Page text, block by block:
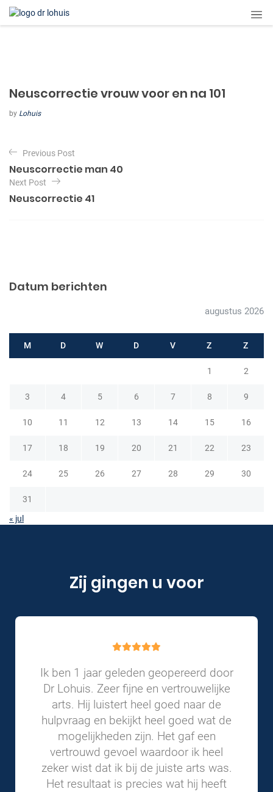
Neuscorrectie vrouw voor en na 101
by Lohuis
B
e
r
i
a
a
Previous Post
Neuscorrectie man 40
Next Post
Neuscorrectie 41
Datum berichten
augustus 2026
M D W D V Z Z
1 2
3 4 5 6 7 8 9
10 11 12 13 14 15 16
17 18 19 20 21 22 23
24 25 26 27 28 29 30
31
« jul
Zij gingen u voor
Ik ben 1 jaar geleden geopereerd door
Dr Lohuis. Zeer fijne en vertrouwelijke
arts. Hij luistert heel goed naar de
hulpvraag en bekijkt heel goed wat de
mogelijkheden zijn. Het gaf een
vertrouwd gevoel waardoor ik heel
zeker wist dat ik bij de juiste arts was.
Het resultaat is precies wat hij heeft